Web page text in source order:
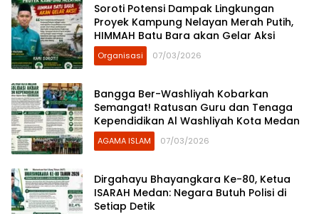
Soroti Potensi Dampak Lingkungan
Proyek Kampung Nelayan Merah Putih,
HIMMAH Batu Bara akan Gelar Aksi
Organisasi 07/03/2026
Bangga Ber-Washliyah Kobarkan
Semangat! Ratusan Guru dan Tenaga
Kependidikan Al Washliyah Kota Medan
AGAMA ISLAM 07/03/2026
Dirgahayu Bhayangkara Ke-80, Ketua
ISARAH Medan: Negara Butuh Polisi di
Setiap Detik